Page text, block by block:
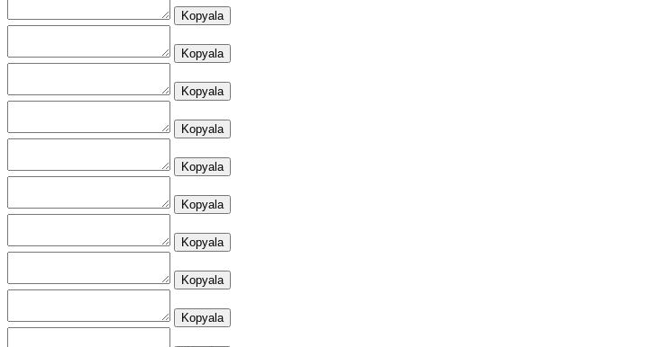
Kopyala
Kopyala
Kopyala
Kopyala
Kopyala
Kopyala
Kopyala
Kopyala
Kopyala